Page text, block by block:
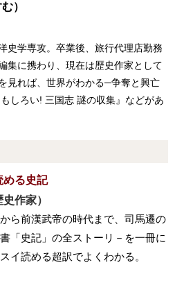
）
史学専攻。卒業後、旅行代理店勤務
集に携わり、現在は歴史作家として
見れば、世界がわかる─争奪と興亡
しろい! 三国志 謎の収集』などがあ
める史記
作家）
ら前漢武帝の時代まで、司馬遷の
「史記」の全ストーリ－を一冊に
イ読める超訳でよくわかる。